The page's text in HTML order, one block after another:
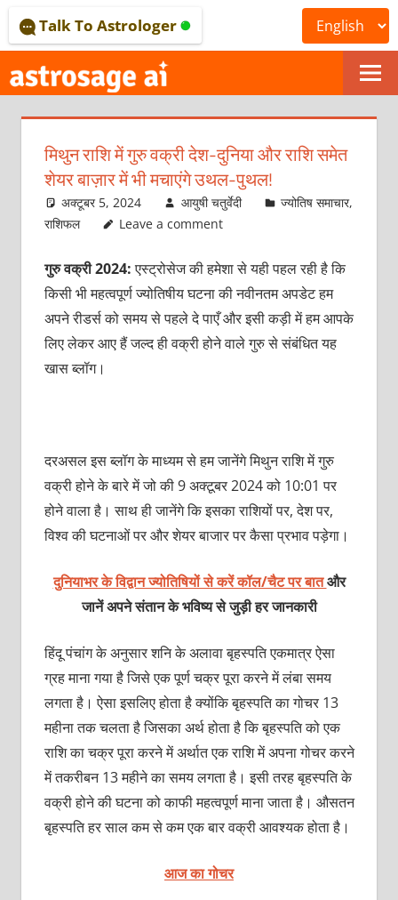
to
content
ONLINE
ASTROLOGICAL
JOURNAL
–
ASTROSAGE
MAGAZINE
Talk To Astrologer
मिथुन राशि में गुरु वक्री देश-दुनिया और राशि समेत
शेयर बाज़ार में भी मचाएंगे उथल-पुथल!
अक्टूबर 5, 2024 आयुषी चतुर्वेदी ज्योतिष समाचार,
राशिफल
Leave a comment
गुरु वक्री 2024:एस्ट्रोसेज की हमेशा से यही पहल रही है कि
किसी भी महत्वपूर्ण ज्योतिषीय घटना की नवीनतम अपडेट हम
अपने रीडर्स को समय से पहले दे पाएँ और इसी कड़ी में हम आपके
लिए लेकर आए हैं जल्द ही वक्री होने वाले गुरु से संबंधित यह
खास ब्लॉग।
दरअसल इस ब्लॉग के माध्यम से हम जानेंगे मिथुन राशि में गुरु
वक्री होने के बारे में जो की 9 अक्टूबर 2024 को 10:01 पर
होने वाला है। साथ ही जानेंगे कि इसका राशियों पर, देश पर,
विश्व की घटनाओं पर और शेयर बाजार पर कैसा प्रभाव पड़ेगा।
दुनियाभर के विद्वान ज्योतिषियों से करें कॉल/चैट पर बातऔर
जानें अपने संतान के भविष्य से जुड़ी हर जानकारी
हिंदू पंचांग के अनुसार शनि के अलावा बृहस्पति एकमात्र ऐसा
ग्रह माना गया है जिसे एक पूर्ण चक्र पूरा करने में लंबा समय
लगता है। ऐसा इसलिए होता है क्योंकि बृहस्पति का गोचर 13
महीना तक चलता है जिसका अर्थ होता है कि बृहस्पति को एक
राशि का चक्र पूरा करने में अर्थात एक राशि में अपना गोचर करने
में तकरीबन 13 महीने का समय लगता है। इसी तरह बृहस्पति के
वक्री होने की घटना को काफी महत्वपूर्ण माना जाता है। औसतन
बृहस्पति हर साल कम से कम एक बार वक्री आवश्यक होता है।
आज का गोचर